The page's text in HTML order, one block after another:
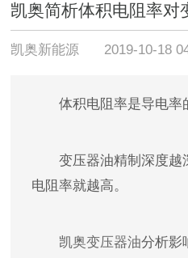
凯奥简析体积电阻率对
凯奥新能源 2019-10-18
体积电阻率是导电率
变压器油精制深度越
电阻率就越高。
凯奥变压器油分析影